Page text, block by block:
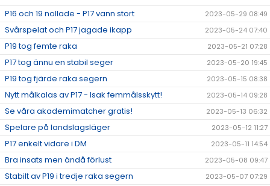
P16 och 19 nollade - P17 vann stort 2023-05-29 08:49
Svårspelat och P17 jagade ikapp 2023-05-24 07:40
P19 tog femte raka 2023-05-21 07:28
P17 tog ännu en stabil seger 2023-05-20 19:45
P19 tog fjärde raka segern 2023-05-15 08:38
Nytt målkalas av P17 - Isak femmålsskytt! 2023-05-14 09:28
Se våra akademimatcher gratis! 2023-05-13 06:32
Spelare på landslagsläger 2023-05-12 11:27
P17 enkelt vidare i DM 2023-05-11 14:54
Bra insats men ändå förlust 2023-05-08 09:47
Stabilt av P19 i tredje raka segern 2023-05-07 07:29